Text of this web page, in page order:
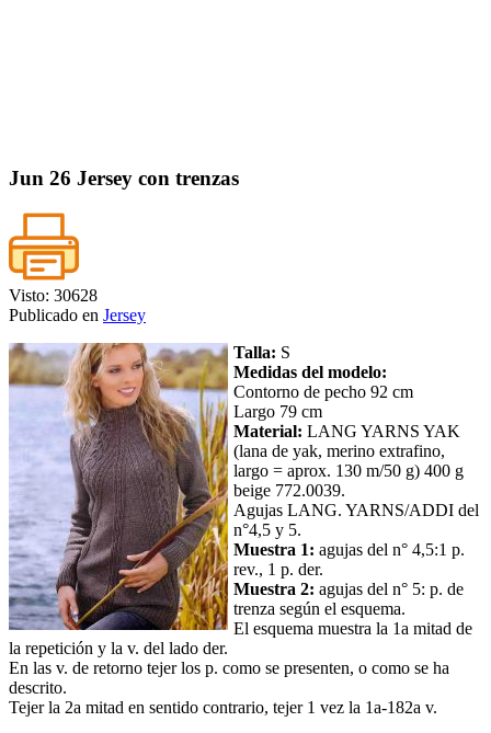
Jun 26 Jersey con trenzas
Visto: 30628
Publicado en Jersey
Talla: S
Medidas del modelo:
Contorno de pecho 92 cm
Largo 79 cm
Material: LANG YARNS YAK
(lana de yak, merino extrafino,
largo = aprox. 130 m/50 g) 400 g
beige 772.0039.
Agujas LANG. YARNS/ADDI del
n°4,5 y 5.
Muestra 1: agujas del n° 4,5:1 p.
rev., 1 p. der.
Muestra 2: agujas del n° 5: p. de
trenza según el esquema.
El esquema muestra la 1a mitad de
la repetición y la v. del lado der.
En las v. de retorno tejer los p. como se presenten, o como se ha
descrito.
Tejer la 2a mitad en sentido contrario, tejer 1 vez la 1a-182a v.